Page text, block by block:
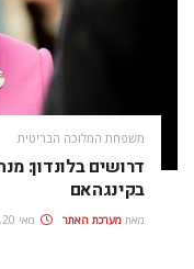
משפחת המלוכה הבריטית
דרושים בלונדון:
בקינגהאם
מאת מערכת האתר מאי 20, 2019